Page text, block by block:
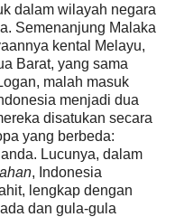
dalam wilayah negara
Semenanjung Malaka
kental Melayu,
Barat, yang sama
malah masuk
menjadi dua
disatukan secara
yang berbeda:
Lucunya, dalam
, Indonesia
lengkap dengan
dan gula-gula